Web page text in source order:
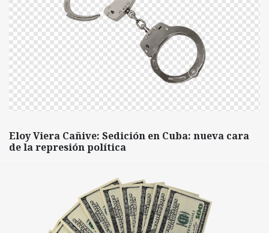
Eloy Viera Cañive: Sedición en Cuba: nueva cara
de la represión política